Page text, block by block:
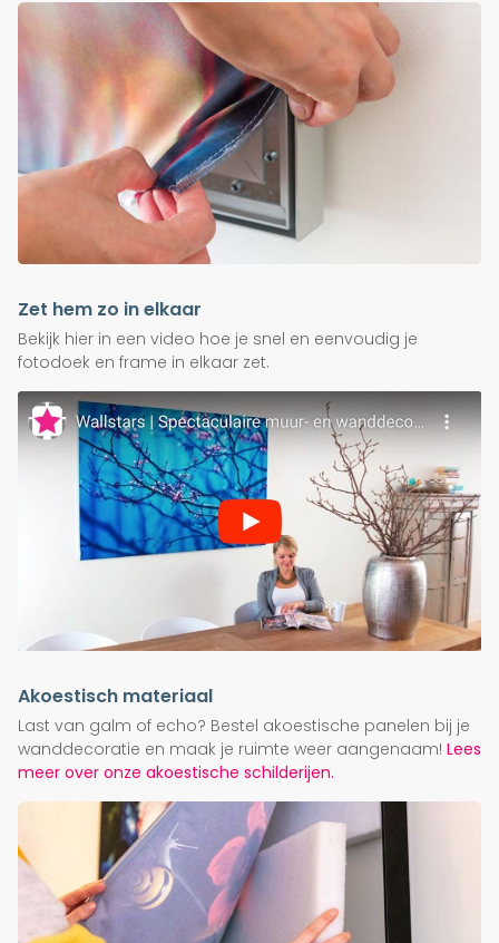
Zet hem zo in elkaar
Bekijk hier in een video hoe je snel en eenvoudig je
fotodoek en frame in elkaar zet.
Akoestisch materiaal
Last van galm of echo? Bestel akoestische panelen bij je
wanddecoratie en maak je ruimte weer aangenaam! Lees
meer over onze akoestische schilderijen.